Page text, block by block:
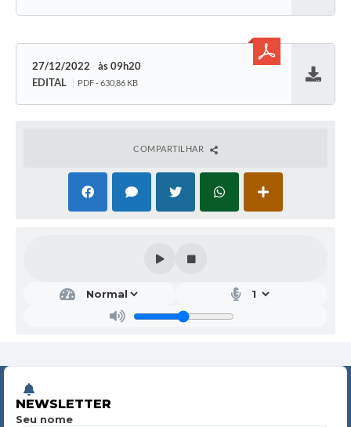
27/12/2022
09h20
EDITAL
PDF - 630,86 KB
COMPARTILHAR
NEWSLETTER
Seu nome